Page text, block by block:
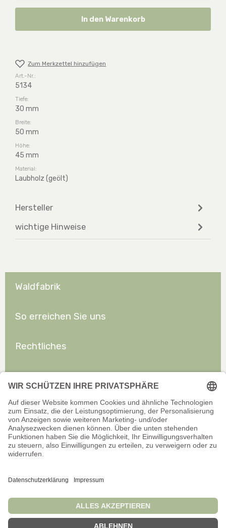
In den Warenkorb
Zum Merkzettel hinzufügen
Art.-Nr.:
5134
Tiefe:
30 mm
Breite:
50 mm
Höhe:
45 mm
Material:
Laubholz (geölt)
Hersteller
wichtige Hinweise
Waldfabrik
So erreichen Sie uns
Rechtliches
Offizieller Onlineshop für Privatkunden. Alle Preise inkl. gesetzl.
Wir sind stets bemüht, aktuelle und vollständige Informationen auf